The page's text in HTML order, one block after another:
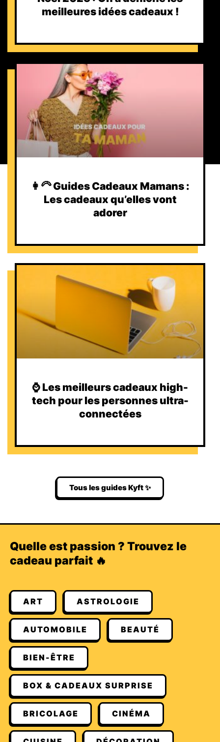
meilleures idées cadeaux !
👩‍🦳 Guides Cadeaux Mamans :
Les cadeaux qu’elles vont
adorer
⌚️ Les meilleurs cadeaux high-
tech pour les personnes ultra-
connectées
Tous les guides Kyft ✨
Quelle est passion ? Trouvez le
cadeau parfait 🔥
ART ASTROLOGIE
AUTOMOBILE BEAUTÉ
BIEN-ÊTRE
BOX & CADEAUX SURPRISE
BRICOLAGE CINÉMA